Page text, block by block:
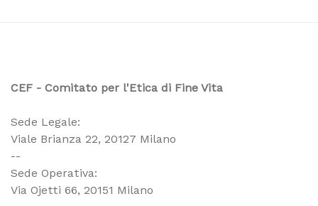
CEF - Comitato per l'Etica di Fine Vita
Sede Legale:
Viale Brianza 22, 20127 Milano
--
Sede Operativa:
Via Ojetti 66, 20151 Milano